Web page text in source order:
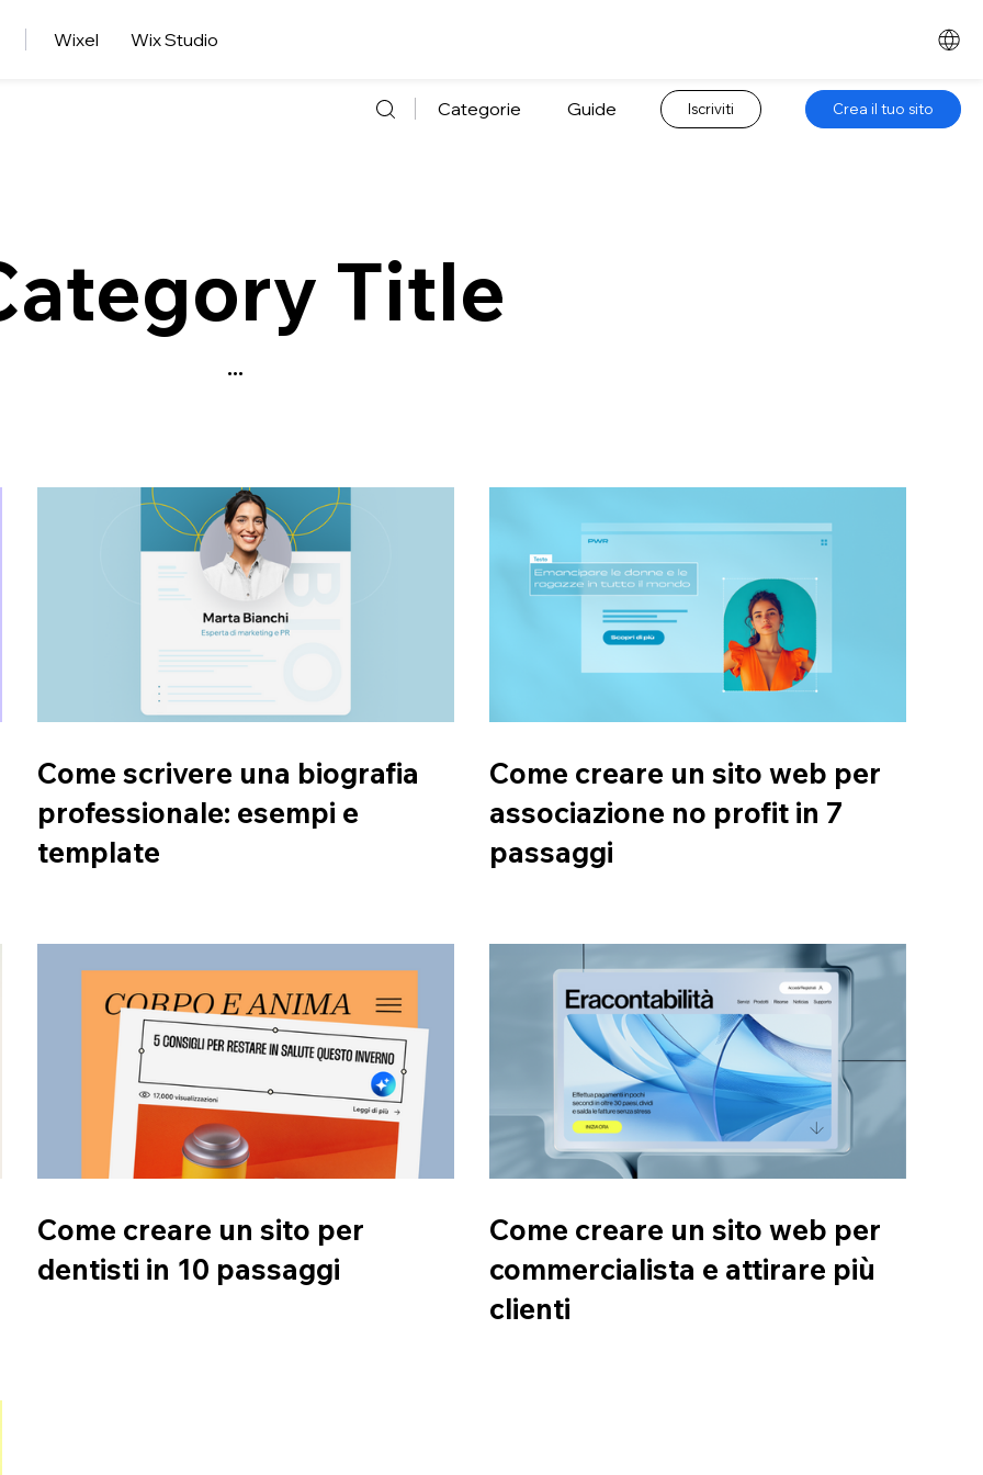
Wixel Wix Studio
Categorie Guide Iscriviti Crea il tuo sito
Title
...
Come scrivere una biografia
professionale: esempi e
template
Come creare un sito web per
associazione no profit in 7
passaggi
Come creare un sito per
dentisti in 10 passaggi
Come creare un sito web per
commercialista e attirare più
clienti